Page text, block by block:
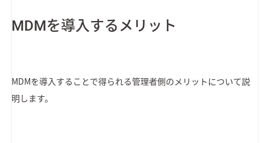
MDMを導入するメリット
MDMを導入することで得られる管理者側のメリットについて説
明します。